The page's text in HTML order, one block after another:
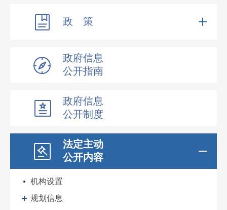
政 策
政府信息
公开指南
政府信息
公开制度
法定主动
公开内容
机构设置
规划信息